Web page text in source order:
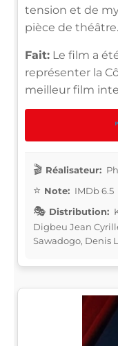
tension et de
pièce de théâtre.
Fait: Le film a
représenter la
meilleur film
Réalisateur:
Note: IMDb 6.5
Distribution:
Digbeu Jean
Sawadogo, Denis